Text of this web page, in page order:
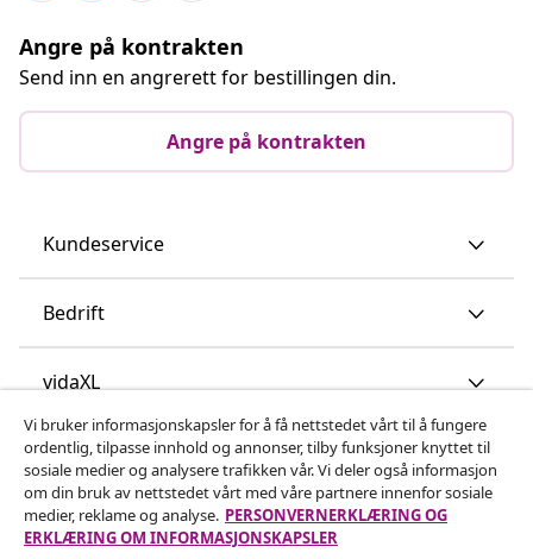
Angre på kontrakten
Send inn en angrerett for bestillingen din.
Angre på kontrakten
Kundeservice
Bedrift
vidaXL
Oppdag mer
Vi bruker informasjonskapsler for å få nettstedet vårt til å fungere
ordentlig, tilpasse innhold og annonser, tilby funksjoner knyttet til
sosiale medier og analysere trafikken vår. Vi deler også informasjon
om din bruk av nettstedet vårt med våre partnere innenfor sosiale
medier, reklame og analyse. PERSONVERNERKLÆRING OG
ERKLÆRING OM INFORMASJONSKAPSLER